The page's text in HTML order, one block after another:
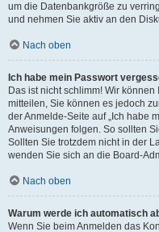
um die Datenbankgröße zu
und nehmen Sie aktiv an den
Nach oben
Ich habe mein Passwort
Das ist nicht schlimm! Wir
mitteilen, Sie können es jedoch
der Anmelde-Seite auf „Ich habe
Anweisungen folgen. So sollten
Sollten Sie trotzdem nicht in der
wenden Sie sich an die Board-
Nach oben
Warum werde ich automatisch
Wenn Sie beim Anmelden das